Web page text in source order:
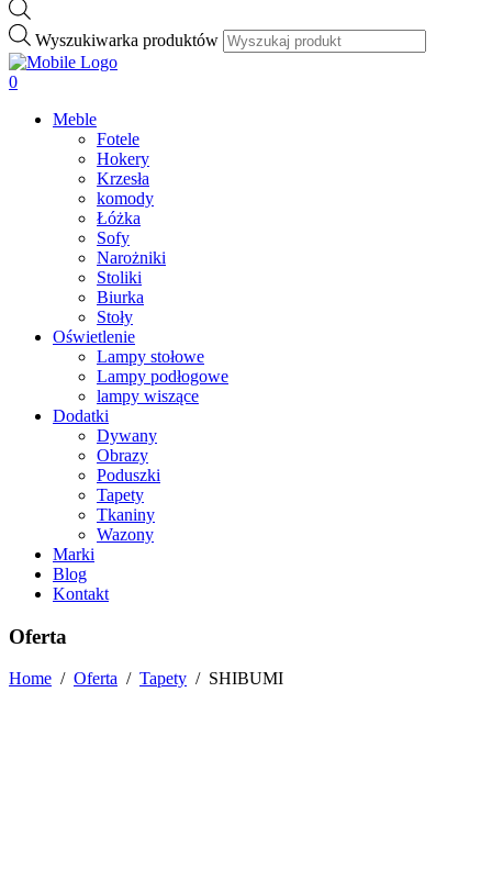
Wyszukiwarka produktów
0
Meble
Fotele
Hokery
Krzesła
komody
Łóżka
Sofy
Narożniki
Stoliki
Biurka
Stoły
Oświetlenie
Lampy stołowe
Lampy podłogowe
lampy wiszące
Dodatki
Dywany
Obrazy
Poduszki
Tapety
Tkaniny
Wazony
Marki
Blog
Kontakt
Oferta
Home / Oferta / Tapety / SHIBUMI